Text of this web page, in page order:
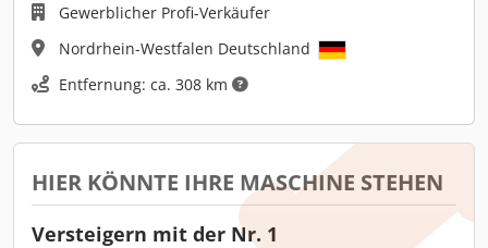
Gewerblicher Profi-Verkäufer
Nordrhein-Westfalen Deutschland
Entfernung: ca. 308 km
HIER KÖNNTE IHRE MASCHINE STEHEN
Versteigern mit der Nr. 1